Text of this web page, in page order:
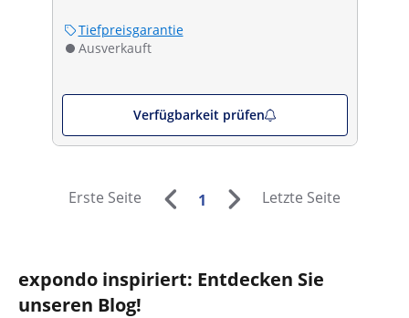
Tiefpreisgarantie
Ausverkauft
Verfügbarkeit prüfen
Erste Seite 1 Letzte Seite
expondo inspiriert: Entdecken Sie
unseren Blog!